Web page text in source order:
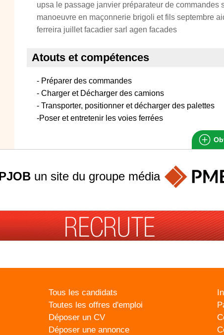
upsa le passage janvier préparateur de commandes
manoeuvre en maçonnerie brigoli et fils septembre
ferreira juillet facadier sarl agen facades
Atouts et compétences
- Préparer des commandes
- Charger et Décharger des camions
- Transporter, positionner et décharger des palettes
-Poser et entretenir les voies ferrées
un site du groupe média
Tous les candidats
Toutes les offres d'emploi
Déposer un CV
Déposer une annonce